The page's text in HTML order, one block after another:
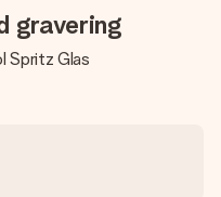
gravering
Spritz Glas